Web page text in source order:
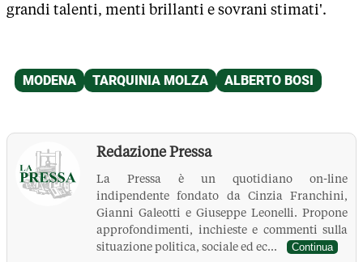
grandi talenti, menti brillanti e sovrani stimati'.
Redazione Pressa
La Pressa è un quotidiano on-line
indipendente fondato da Cinzia Franchini,
Gianni Galeotti e Giuseppe Leonelli. Propone
approfondimenti, inchieste e commenti sulla
situazione politica, sociale ed ec...
Continua